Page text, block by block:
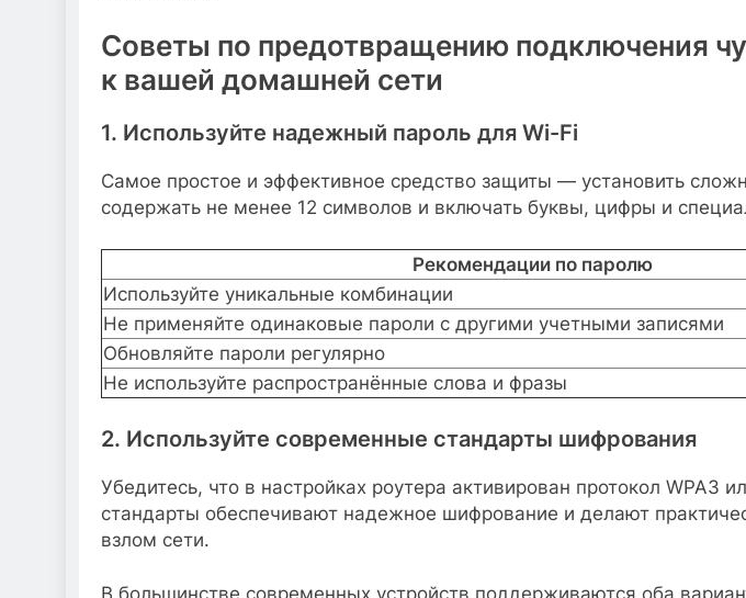
Советы по предотвращению подключения
к вашей домашней сети
1. Используйте надежный пароль для Wi-Fi
Самое простое и эффективное средство защиты — установить
содержать не менее 12 символов и включать буквы, цифры и
Рекомендации по паролю
Используйте уникальные комбинации
Не применяйте одинаковые пароли с другими учетными записями
Обновляйте пароли регулярно
Не используйте распространённые слова и фразы
2. Используйте современные стандарты шифрования
Убедитесь, что в настройках роутера активирован протокол WPA3
стандарты обеспечивают надежное шифрование и делают
взлом сети.